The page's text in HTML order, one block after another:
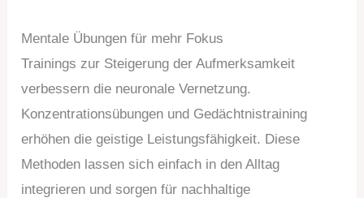
Mentale Übungen für mehr Fokus
Trainings zur Steigerung der Aufmerksamkeit
verbessern die neuronale Vernetzung.
Konzentrationsübungen und Gedächtnistraining
erhöhen die geistige Leistungsfähigkeit. Diese
Methoden lassen sich einfach in den Alltag
integrieren und sorgen für nachhaltige